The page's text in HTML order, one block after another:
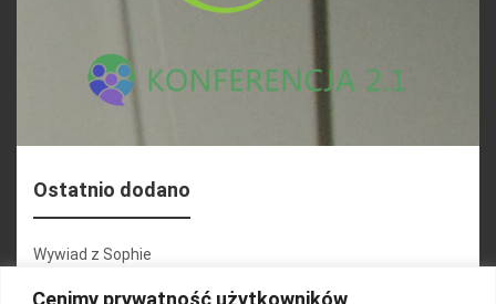
Cenimy prywatność użytkowników
Ostatnio dodano
Wywiad z Sophie
Konferencja 2.1